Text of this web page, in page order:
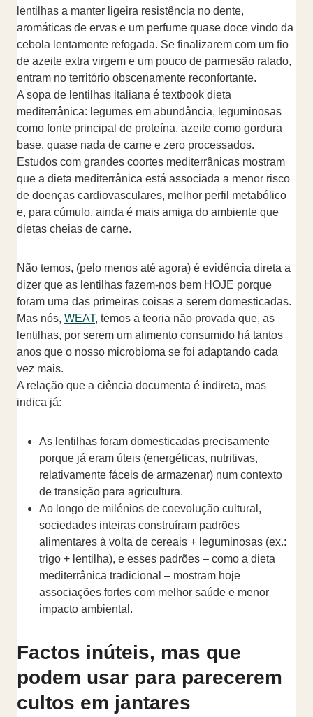
lentilhas a manter ligeira resistência no dente,
aromáticas de ervas e um perfume quase doce vindo da
cebola lentamente refogada. Se finalizarem com um fio
de azeite extra virgem e um pouco de parmesão ralado,
entram no território obscenamente reconfortante.
A sopa de lentilhas italiana é textbook dieta
mediterrânica: legumes em abundância, leguminosas
como fonte principal de proteína, azeite como gordura
base, quase nada de carne e zero processados.
Estudos com grandes coortes mediterrânicas mostram
que a dieta mediterrânica está associada a menor risco
de doenças cardiovasculares, melhor perfil metabólico
e, para cúmulo, ainda é mais amiga do ambiente que
dietas cheias de carne.
Não temos, (pelo menos até agora) é evidência direta a
dizer que as lentilhas fazem-nos bem HOJE porque
foram uma das primeiras coisas a serem domesticadas.
Mas nós, WEAT, temos a teoria não provada que, as
lentilhas, por serem um alimento consumido há tantos
anos que o nosso microbioma se foi adaptando cada
vez mais.
A relação que a ciência documenta é indireta, mas
indica já:
As lentilhas foram domesticadas precisamente
porque já eram úteis (energéticas, nutritivas,
relativamente fáceis de armazenar) num contexto
de transição para agricultura.
Ao longo de milénios de coevolução cultural,
sociedades inteiras construíram padrões
alimentares à volta de cereais + leguminosas (ex.:
trigo + lentilha), e esses padrões – como a dieta
mediterrânica tradicional – mostram hoje
associações fortes com melhor saúde e menor
impacto ambiental.
Factos inúteis, mas que
podem usar para parecerem
cultos em jantares